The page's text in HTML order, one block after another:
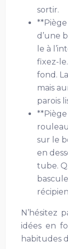
sortir.
d’une
le à
fixez-
fond.
mais
parois
sur le
en
tube.
N’hésitez
idées en
habitudes